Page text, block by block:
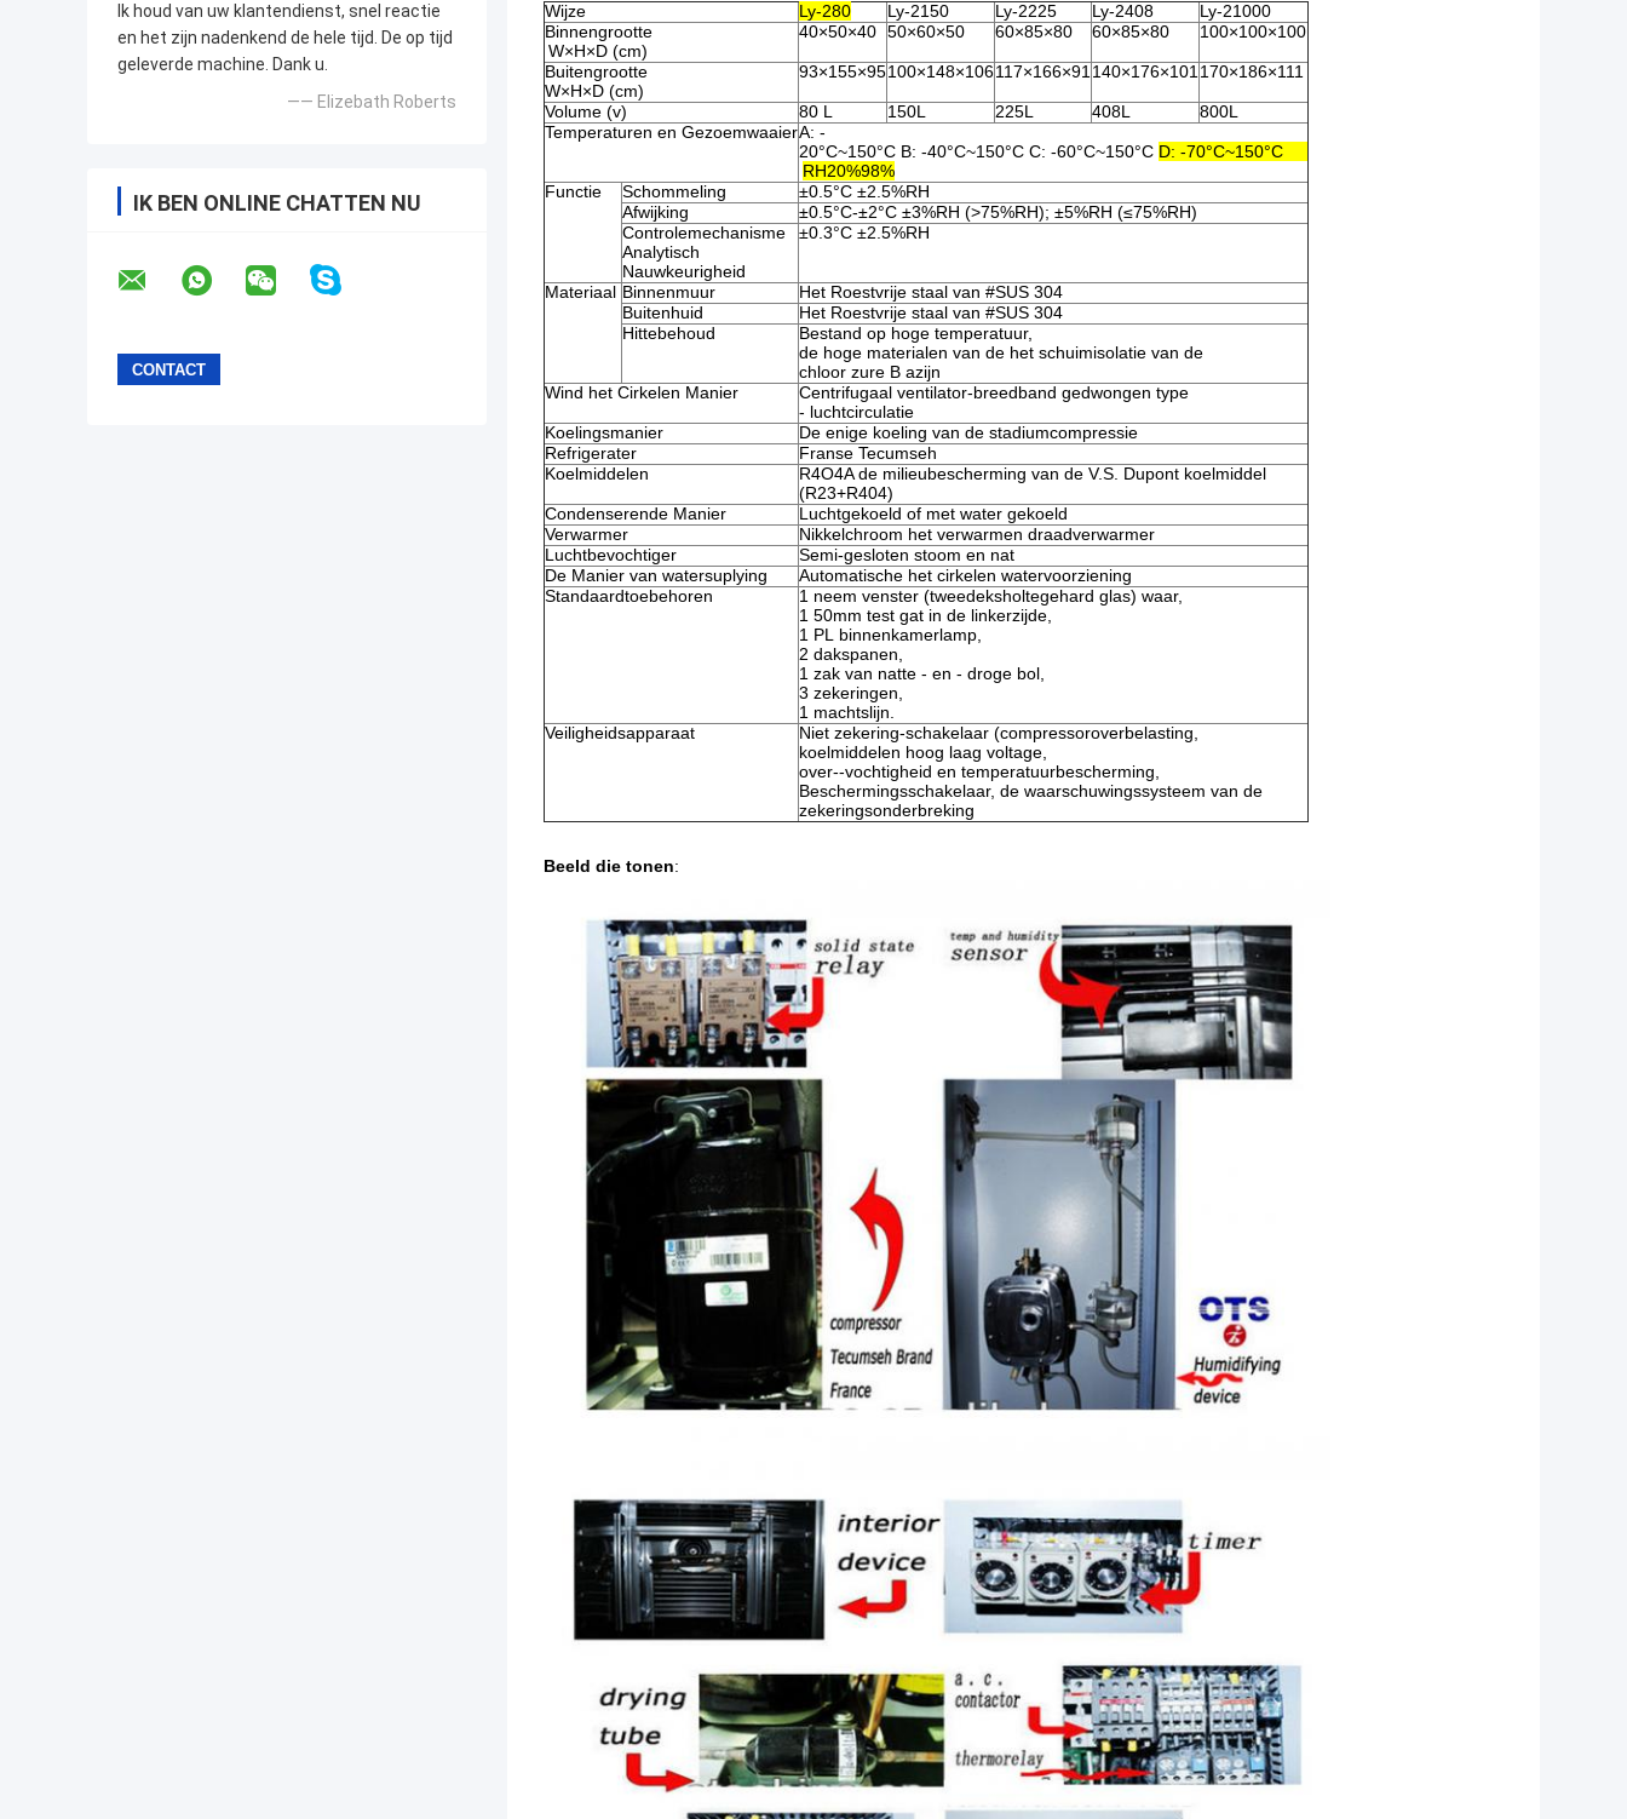
Ik houd van uw klantendienst, snel reactie
en het zijn nadenkend de hele tijd. De op tijd
geleverde machine. Dank u.
—— Elizebath Roberts
IK BEN ONLINE CHATTEN NU
Wijze Ly-280 Ly-2150 Ly-2225 Ly-2408
Ly-21000
Binnengrootte
W×H×D (cm)
40×50×40 50×60×50 60×85×80 60×85×80 100×100×100
Buitengrootte
W×H×D (cm)
93×155×95100×148×106117×166×91140×176×101170×186×111
Volume (v) 80 L 150L 225L 408L
800L
Temperaturen en GezoemwaaierA: -
20°C~150°C B: -40°C~150°C C: -60°C~150°C D: -70°C~150°C
RH20%98%
Functie
Schommeling
±0.5°C ±2.5%RH
Afwijking
±0.5°C-±2°C ±3%RH (>75%RH); ±5%RH (≤75%RH)
Controlemechanisme
Analytisch
Nauwkeurigheid
±0.3°C ±2.5%RH
Materiaal Binnenmuur
Het Roestvrije staal van #SUS 304
Buitenhuid
Het Roestvrije staal van #SUS 304
Hittebehoud
Bestand op hoge temperatuur,
de hoge materialen van de het schuimisolatie van de
chloor zure B azijn
Wind het Cirkelen Manier
Centrifugaal ventilator-breedband gedwongen type
- luchtcirculatie
Koelingsmanier
De enige koeling van de stadiumcompressie
Refrigerater
Franse Tecumseh
Koelmiddelen
R4O4A de milieubescherming van de V.S. Dupont koelmiddel
(R23+R404)
Condenserende Manier
Luchtgekoeld of met water gekoeld
Verwarmer
Nikkelchroom het verwarmen draadverwarmer
Luchtbevochtiger
Semi-gesloten stoom en nat
De Manier van watersuplying
Automatische het cirkelen watervoorziening
Standaardtoebehoren
1 neem venster (tweedeksholtegehard glas) waar,
1 50mm test gat in de linkerzijde,
1 PL binnenkamerlamp,
2 dakspanen,
1 zak van natte - en - droge bol,
3 zekeringen,
1 machtslijn.
Veiligheidsapparaat
Niet zekering-schakelaar (compressoroverbelasting,
koelmiddelen hoog laag voltage,
over--vochtigheid en temperatuurbescherming,
Beschermingsschakelaar, de waarschuwingssysteem van de
zekeringsonderbreking
Beeld die tonen: